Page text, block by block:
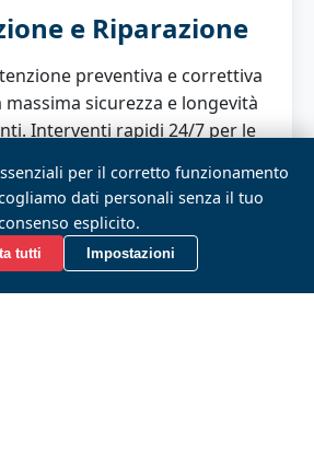
e Riparazione
preventiva e correttiva
sicurezza e longevità
Interventi rapidi 24/7 per le
per il corretto funzionamento
dati personali senza il tuo
esplicito.
tutti Impostazioni